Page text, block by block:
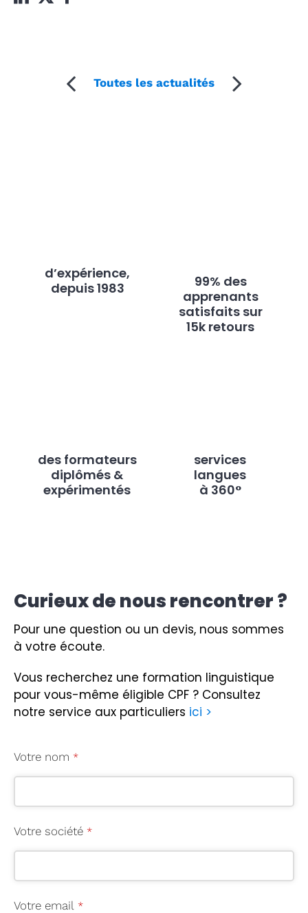
Toutes les actualités
d’expérience,
depuis 1983
99% des
apprenants
satisfaits sur
15k retours
des formateurs
diplômés &
expérimentés
services
langues
à 360°
Curieux de nous rencontrer ?
Pour une question ou un devis, nous sommes
à votre écoute.
Vous recherchez une formation linguistique
pour vous-même éligible CPF ? Consultez
notre service aux particuliers ici >
Votre nom *
Votre société *
Votre email *